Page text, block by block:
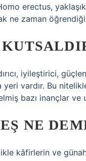
erectus,
ne zaman
iyileştirici,
yeri vardır. Bu
bazı inançlar ve
NE
kâfirlerin ve